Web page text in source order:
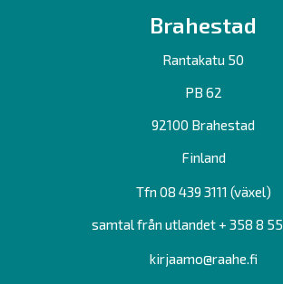
Brahestad
Rantakatu 50
PB 62
92100 Brahestad
Finland
Tfn 08 439 3111 (växel)
samtal från utlandet + 358 8
kirjaamo@raahe.fi